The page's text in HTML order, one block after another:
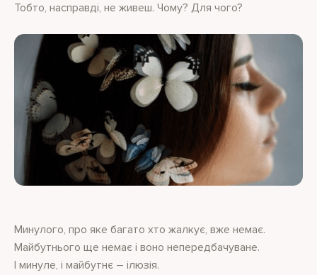
Тобто, насправді, не живеш. Чому? Для чого?
Минулого, про яке багато хто жалкує, вже немає.
Майбутнього ще немає і воно непередбачуване.
І минуле, і майбутнє – ілюзія.